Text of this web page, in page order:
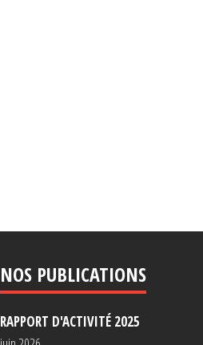
NOS PUBLICATIONS
RAPPORT D'ACTIVITÉ 2025